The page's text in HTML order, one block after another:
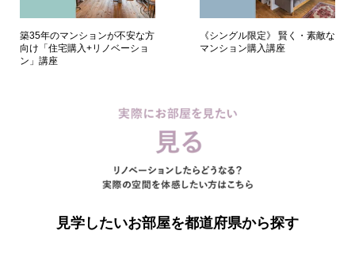
築35年のマンションが不安な方
向け「住宅購入+リノベーショ
ン」講座
《シングル限定》 賢く・素敵な
マンション購入講座
見学したいお部屋を都道府県から探す